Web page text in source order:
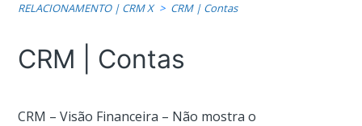
RELACIONAMENTO | CRM X
CRM | Contas
CRM | Contas
CRM – Visão Financeira – Não mostra o